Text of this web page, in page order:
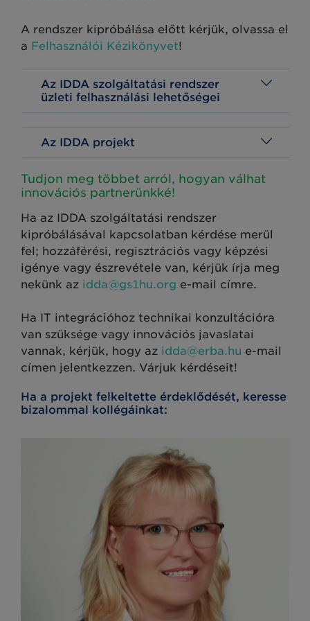
A rendszer kipróbálása előtt kérjük, olvassa el
a Felhasználói Kézikönyvet!
Az IDDA szolgáltatási rendszer
üzleti felhasználási lehetőségei
Az IDDA projekt
Tudjon meg többet arról, hogyan válhat
innovációs partnerünkké!
Ha az IDDA szolgáltatási rendszer
kipróbálásával kapcsolatban kérdése merül
fel; hozzáférési, regisztrációs vagy képzési
igénye vagy észrevétele van, kérjük írja meg
nekünk az idda@gs1hu.org e-mail címre.
Ha IT integrációhoz technikai konzultációra
van szüksége vagy innovációs javaslatai
vannak, kérjük, hogy az idda@erba.hu e-mail
címen jelentkezzen. Várjuk kérdéseit!
Ha a projekt felkeltette érdeklődését, keresse
bizalommal kollégáinkat: